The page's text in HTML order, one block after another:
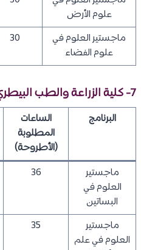
علوم الأرض
ماجستير العلوم في
علوم الفضاء
30
7- كلية الزراعة والطب البيطري:
البرنامج
الساعات
المطلوبة
(الأطروحة)
ماجستير
العلوم في
البساتين
36
ماجستير
العلوم في علم
35